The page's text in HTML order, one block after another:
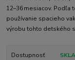
12–36 mesiacov. Podľa
používanie spacieho
výrobu tohto detského
Dostupnosť